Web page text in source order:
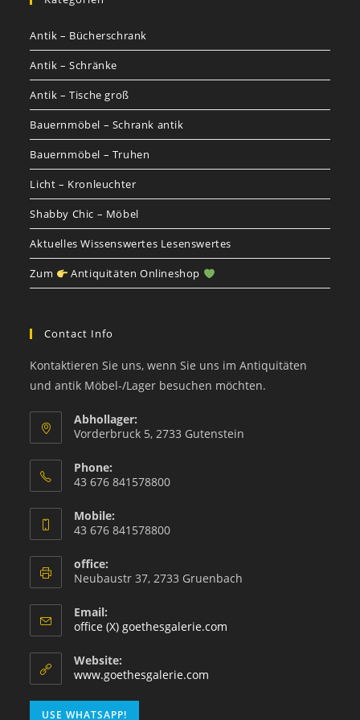
Antik – Bücherschrank
Antik – Schränke
Antik – Tische groß
Bauernmöbel – Schrank antik
Bauernmöbel – Truhen
Licht – Kronleuchter
Shabby Chic – Möbel
Aktuelles Wissenswertes Lesenswertes
Zum Antiquitäten Onlineshop
Contact Info
Kontaktieren Sie uns, wenn Sie uns im Antiquitäten
und antik Möbel-/Lager besuchen möchten.
Abhollager:
Vorderbruck 5, 2733 Gutenstein
Phone:
43 676 841578800
Mobile:
43 676 841578800
office:
Neubaustr 37, 2733 Gruenbach
Email:
office (X) goethesgalerie.com
Website:
www.goethesgalerie.com
USE WHATSAPP!